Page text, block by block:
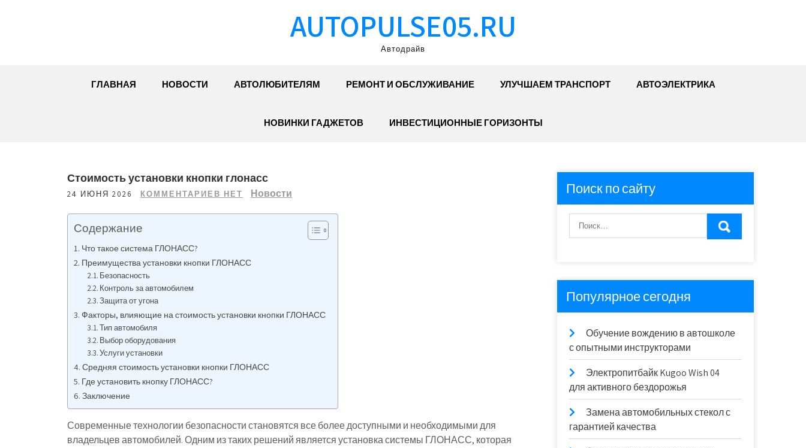
AUTOPULSE05.RU
Автодрайв
ГЛАВНАЯ НОВОСТИ АВТОЛЮБИТЕЛЯМ РЕМОНТ И ОБСЛУЖИВАНИЕ УЛУЧШАЕМ ТРАНСПОРТ АВТОЭЛЕКТРИКА
НОВИНКИ ГАДЖЕТОВ ИНВЕСТИЦИОННЫЕ ГОРИЗОНТЫ
Стоимость установки кнопки глонасс
24 ИЮНЯ 2026 КОММЕНТАРИЕВ НЕТ Новости
Содержание
Что такое система ГЛОНАСС?
Преимущества установки кнопки ГЛОНАСС
Безопасность
Контроль за автомобилем
Защита от угона
Факторы, влияющие на стоимость установки кнопки ГЛОНАСС
Тип автомобиля
Выбор оборудования
Услуги установки
Средняя стоимость установки кнопки ГЛОНАСС
Где установить кнопку ГЛОНАСС?
Заключение
Современные технологии безопасности становятся все более доступными и необходимыми для
владельцев автомобилей. Одним из таких решений является установка системы ГЛОНАСС, которая
Поиск по сайту
Популярное сегодня
Обучение вождению в автошколе
с опытными инструкторами
Электропитбайк Kugoo Wish 04
для активного бездорожья
Замена автомобильных стекол с
гарантией качества